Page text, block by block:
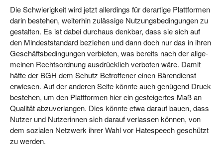
Die Schwie­rig­keit wird jetzt aller­dings für der­ar­ti­ge Platt­for­men
dar­in bestehen, wei­ter­hin zuläs­si­ge Nut­zungs­be­din­gun­gen zu
gestal­ten. Es ist dabei durch­aus denk­bar, dass sie sich auf
den Min­dest­stan­dard bezie­hen und dann doch nur das in ihren
Geschäfts­be­din­gun­gen ver­bie­ten, was bereits nach der all­ge­
mei­nen Rechts­ord­nung aus­drück­lich ver­bo­ten wäre. Damit
hät­te der BGH dem Schutz Betrof­fe­ner einen Bären­dienst
erwie­sen. Auf der ande­ren Sei­te könn­te auch genü­gend Druck
bestehen, um den Platt­for­men hier ein gestei­ger­tes Maß an
Qua­li­tät abzu­ver­lan­gen. Dies könn­te etwa dar­auf bau­en, dass
Nut­zer und Nut­ze­rin­nen sich dar­auf ver­las­sen kön­nen, von
dem sozia­len Netz­werk ihrer Wahl vor Hate­speech geschützt
zu werden.